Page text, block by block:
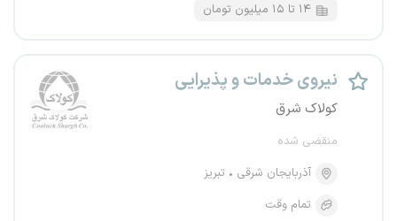
۱۴ تا ۱۵ میلیون تومان
نیروی خدمات و پذیرایی
کولاک شرق
منقضی شده
آذربایجان شرقی
تبریز
تمام وقت